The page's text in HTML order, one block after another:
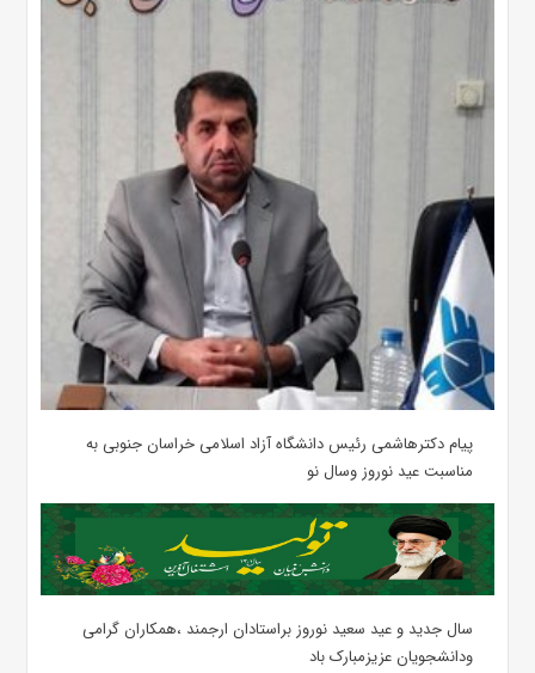
پیام دکترهاشمی رئیس دانشگاه آزاد اسلامی خراسان جنوبی به
مناسبت عید نوروز وسال نو
سال جدید و عید سعید نوروز براستادان ارجمند ،همکاران گرامی
ودانشجویان عزیزمبارک باد